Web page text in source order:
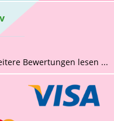
Bewertungen lesen ...